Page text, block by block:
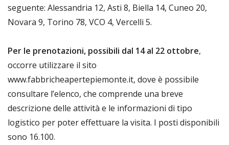
seguente: Alessandria 12, Asti 8, Biella 14, Cuneo 20,
Novara 9, Torino 78, VCO 4, Vercelli 5.
Per le prenotazioni, possibili dal 14 al 22 ottobre,
occorre utilizzare il sito
www.fabbricheapertepiemonte.it, dove è possibile
consultare l’elenco, che comprende una breve
descrizione delle attività e le informazioni di tipo
logistico per poter effettuare la visita. I posti disponibili
sono 16.100.